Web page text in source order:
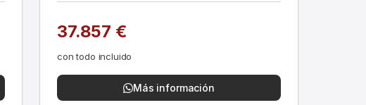
37.857 €
con todo incluido
Más información